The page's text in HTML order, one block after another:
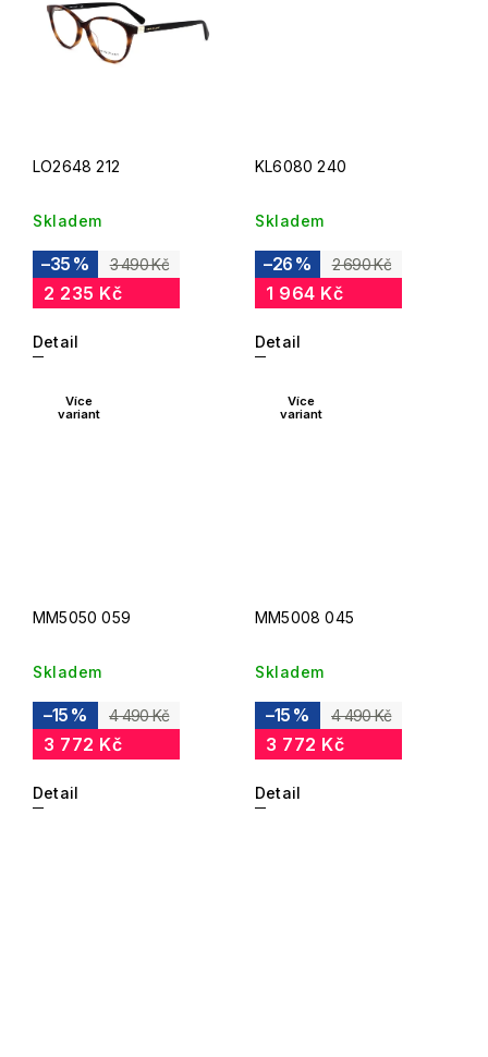
LO2648 212
Skladem
3 490 Kč
–35 %
2 235 Kč
Detail
KL6080 240
Skladem
2 690 Kč
–26 %
1 964 Kč
Detail
Více
variant
MM5050 059
Skladem
4 490 Kč
–15 %
3 772 Kč
Detail
Více
variant
MM5008 045
Skladem
4 490 Kč
–15 %
3 772 Kč
Detail